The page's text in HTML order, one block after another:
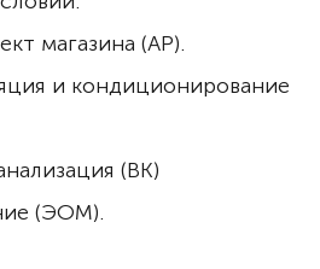
магазина (АР).
и кондиционирование
(ВК)
(ЭОМ).